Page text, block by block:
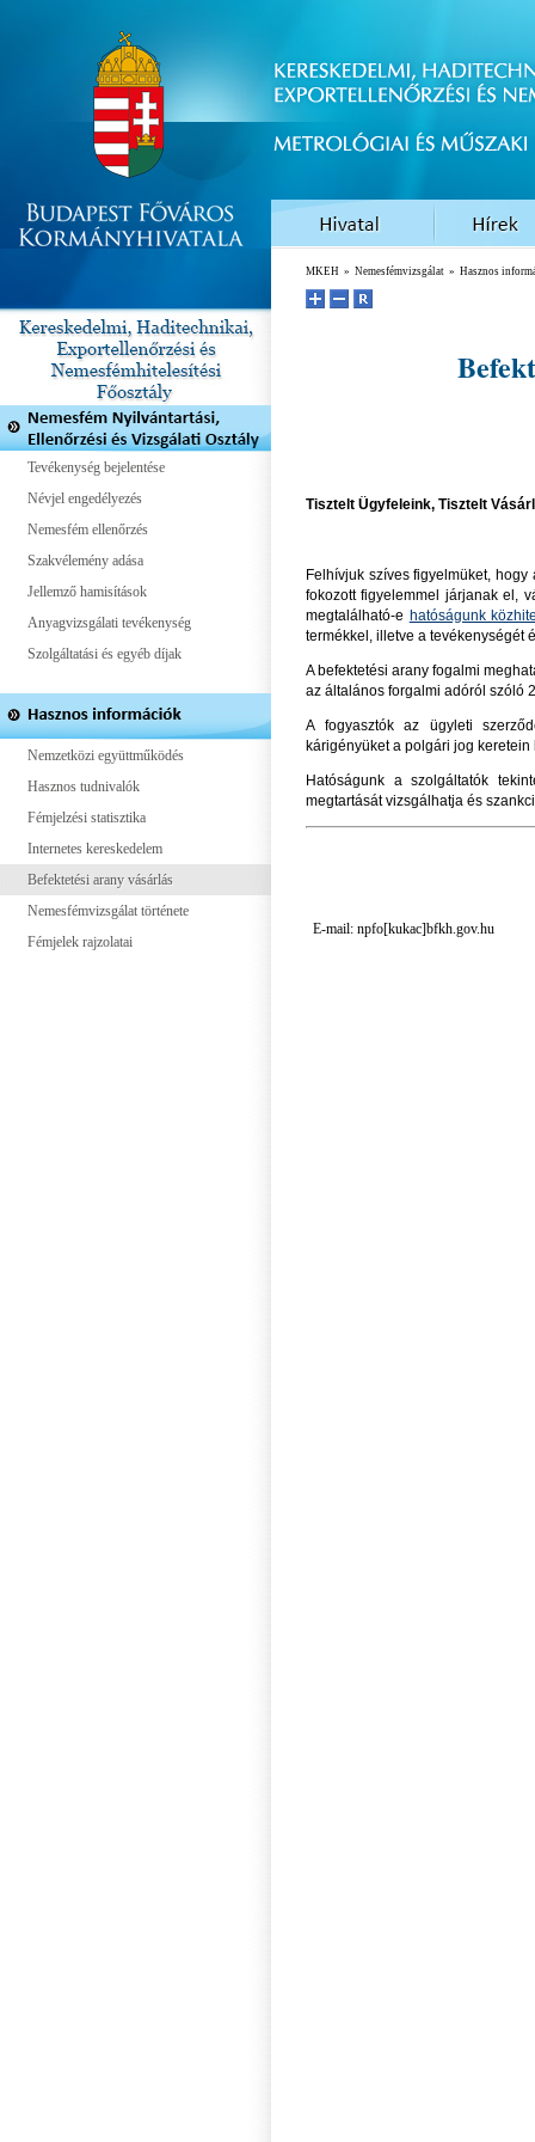
Tevékenység bejelentése
Névjel engedélyezés
Nemesfém ellenőrzés
Szakvélemény adása
Jellemző hamisítások
Anyagvizsgálati tevékenység
Szolgáltatási és egyéb díjak
Nemzetközi együttműködés
Hasznos tudnivalók
Fémjelzési statisztika
Internetes kereskedelem
Befektetési arany vásárlás
Nemesfémvizsgálat története
Fémjelek rajzolatai
MKEH » Nemesfémvizsgálat » Hasznos
Tisztelt Ügyfeleink, Tisztelt
Felhívjuk szíves figyelmüket,
fokozott figyelemmel járjanak el,
megtalálható-e hatóságunk
termékkel, illetve a tevékenységét
A befektetési arany fogalmi
az általános forgalmi adóról szóló
A fogyasztók az ügyleti
kárigényüket a polgári jog
Hatóságunk a szolgáltatók
megtartását vizsgálhatja és
E-mail: